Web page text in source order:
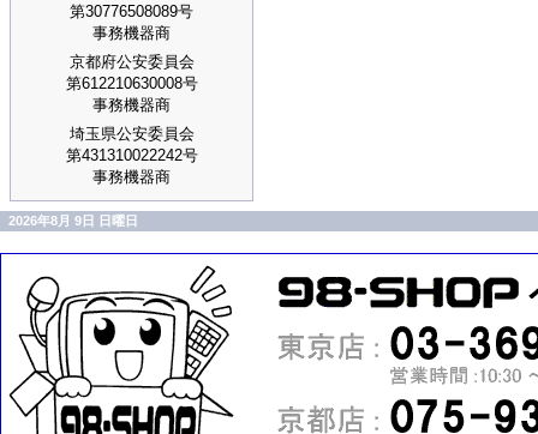
第30776508089号
事務機器商
京都府公安委員会
第612210630008号
事務機器商
埼玉県公安委員会
第431310022242号
事務機器商
2026年8月 9日 日曜日